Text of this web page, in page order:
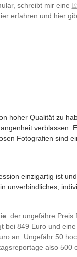
schreibt mir eine
erfahren und hier
hoher Qualität zu
verblassen.
Fotografien sind
einzigartig ist
unverbindliches,
: der ungefähre Preis
bei 849 Euro und
an. Ungefähr 50
also 500